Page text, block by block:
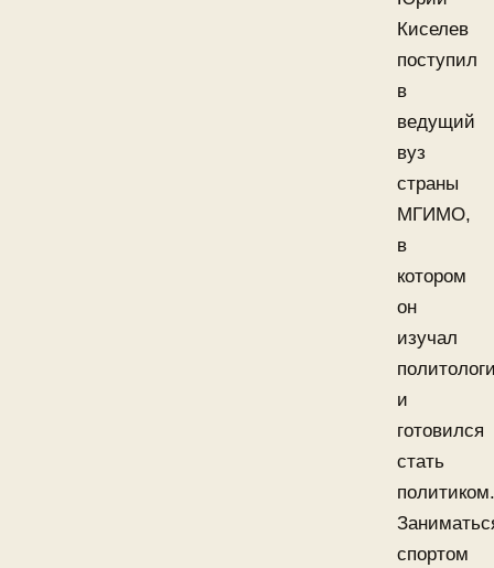
Киселев
поступил
в
ведущий
вуз
страны
МГИМО,
в
котором
он
изучал
и
готовился
стать
политиком.
спортом